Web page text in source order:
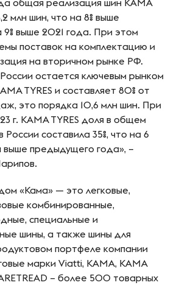
млн шин, что на 8% выше
выше 2021 года. При этом
поставок на комплектацию и
на вторичном рынке РФ.
остается ключевым рынком
TYRES и составляет 80% от
это порядка 10,6 млн шин. При
г. KAMA TYRES доля в общем
составила 35%, что на 6
выше предыдущего года», –
«Кама» — это легковые,
комбинированные,
специальные и
шины, а также шины для
портфеле компании
марки Viatti, КАМА, KAMA
– более 500 товарных